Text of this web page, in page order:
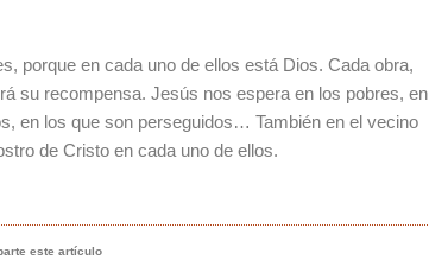
porque en cada uno de ellos está Dios. Cada obra,
su recompensa. Jesús nos espera en los pobres, en
en los que son perseguidos… También en el vecino
de Cristo en cada uno de ellos.
este artículo